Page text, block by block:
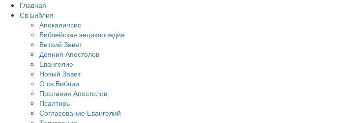
Главная
Св.Библия
Апокалипсис
Библейская энциклопедия
Ветхий Завет
Деяния Апостолов
Евангелие
Новый Завет
О св.Библии
Послания Апостолов
Псалтирь
Согласование Евангелий